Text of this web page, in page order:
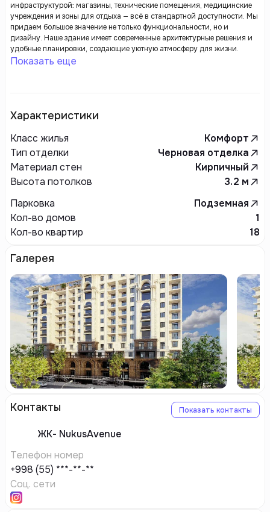
инфраструктурой: магазины, технические помещения, медицинские
учреждения и зоны для отдыха — всё в стандартной доступности. Мы
придаем большое значение не только функциональности, но и
дизайну. Наше здание имеет современные архитектурные решения и
удобные планировки, создающие уютную атмосферу для жизни.
Показать еще
Характеристики
Класс жилья
Комфорт
Тип отделки
Черновая отделка
Материал стен
Кирпичный
Высота потолков
3.2 м
Парковка
Подземная
Кол-во домов
1
Кол-во квартир
18
Галерея
Контакты Показать контакты
ЖК- NukusAvenue
Телефон номер
+998 (55) ***-**-**
Соц. сети